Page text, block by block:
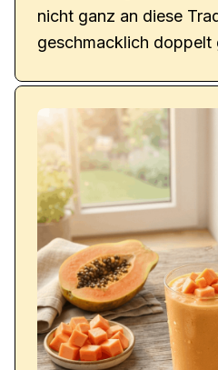
nicht ganz an diese
geschmacklich doppelt